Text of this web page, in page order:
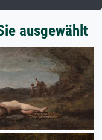
ausgewählt